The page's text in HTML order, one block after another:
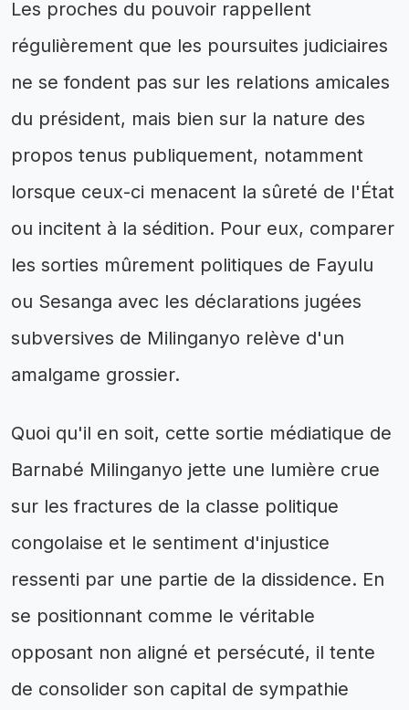
Les proches du pouvoir rappellent
régulièrement que les poursuites judiciaires
ne se fondent pas sur les relations amicales
du président, mais bien sur la nature des
propos tenus publiquement, notamment
lorsque ceux-ci menacent la sûreté de l'État
ou incitent à la sédition. Pour eux, comparer
les sorties mûrement politiques de Fayulu
ou Sesanga avec les déclarations jugées
subversives de Milinganyo relève d'un
amalgame grossier.
Quoi qu'il en soit, cette sortie médiatique de
Barnabé Milinganyo jette une lumière crue
sur les fractures de la classe politique
congolaise et le sentiment d'injustice
ressenti par une partie de la dissidence. En
se positionnant comme le véritable
opposant non aligné et persécuté, il tente
de consolider son capital de sympathie